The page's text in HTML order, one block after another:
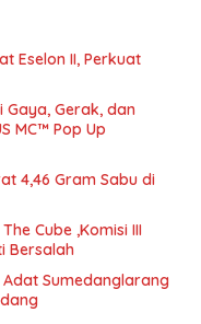
Gaya, Gerak, dan
MC™ Pop Up
4,46 Gram Sabu di
Cube ,Komisi III
Bersalah
Sumedanglarang